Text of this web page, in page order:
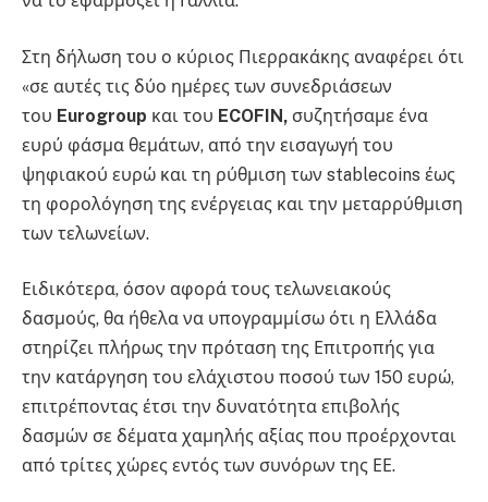
Στη δήλωση του ο κύριος Πιερρακάκης αναφέρει ότι
«σε αυτές τις δύο ημέρες των συνεδριάσεων
του Eurogroup και του ECOFIN, συζητήσαμε ένα
ευρύ φάσμα θεμάτων, από την εισαγωγή του
ψηφιακού ευρώ και τη ρύθμιση των stablecoins έως
τη φορολόγηση της ενέργειας και την μεταρρύθμιση
των τελωνείων.
Ειδικότερα, όσον αφορά τους τελωνειακούς
δασμούς, θα ήθελα να υπογραμμίσω ότι η Ελλάδα
στηρίζει πλήρως την πρόταση της Επιτροπής για
την κατάργηση του ελάχιστου ποσού των 150 ευρώ,
επιτρέποντας έτσι την δυνατότητα επιβολής
δασμών σε δέματα χαμηλής αξίας που προέρχονται
από τρίτες χώρες εντός των συνόρων της ΕΕ.